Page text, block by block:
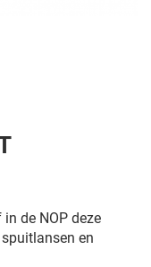
de NOP deze
en